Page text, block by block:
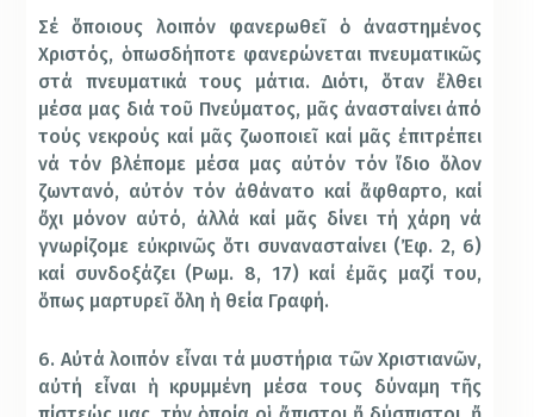
Σέ ὅποιους λοιπόν φανερωθεῖ ὁ ἀναστημένος
Χριστός, ὁπωσδήποτε φανερώνεται πνευματικῶς
στά πνευματικά τους μάτια. Διότι, ὅταν ἔλθει
μέσα μας διά τοῦ Πνεύματος, μᾶς ἀνασταίνει ἀπό
τούς νεκρούς καί μᾶς ζωοποιεῖ καί μᾶς ἐπιτρέπει
νά τόν βλέπομε μέσα μας αὐτόν τόν ἴδιο ὅλον
ζωντανό, αὐτόν τόν ἀθάνατο καί ἄφθαρτο, καί
ὄχι μόνον αὐτό, ἀλλά καί μᾶς δίνει τή χάρη νά
γνωρίζομε εὐκρινῶς ὅτι συνανασταίνει (Ἐφ. 2, 6)
καί συνδοξάζει (Ρωμ. 8, 17) καί ἐμᾶς μαζί του,
ὅπως μαρτυρεῖ ὅλη ἡ θεία Γραφή.
6. Αὐτά λοιπόν εἶναι τά μυστήρια τῶν Χριστιανῶν,
αὐτή εἶναι ἡ κρυμμένη μέσα τους δύναμη τῆς